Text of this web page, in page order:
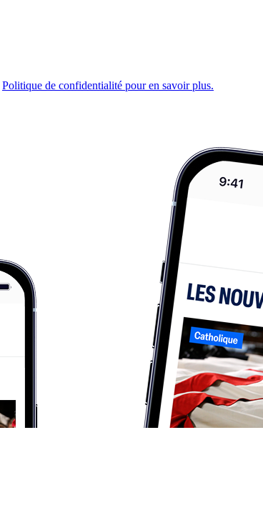
Politique de confidentialité pour en savoir plus.